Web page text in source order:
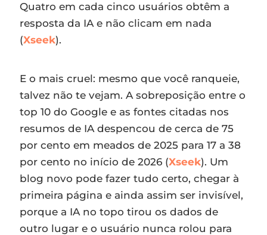
Quatro em cada cinco usuários obtêm a
resposta da IA e não clicam em nada
(Xseek).
E o mais cruel: mesmo que você ranqueie,
talvez não te vejam. A sobreposição entre o
top 10 do Google e as fontes citadas nos
resumos de IA despencou de cerca de 75
por cento em meados de 2025 para 17 a 38
por cento no início de 2026 (Xseek). Um
blog novo pode fazer tudo certo, chegar à
primeira página e ainda assim ser invisível,
porque a IA no topo tirou os dados de
outro lugar e o usuário nunca rolou para